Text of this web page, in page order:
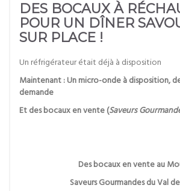
DES BOCAUX À
POUR UN DÎNER
SUR PLACE !
Un réfrigérateur était déjà à disposition
Maintenant : Un micro-onde à disposition,
demande
Et des bocaux en vente (Saveurs
Des bocaux en vente au
Saveurs Gourmandes du Val